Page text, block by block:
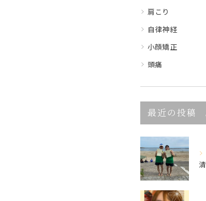
肩こり
自律神経
小顔矯正
頭痛
最近の投稿